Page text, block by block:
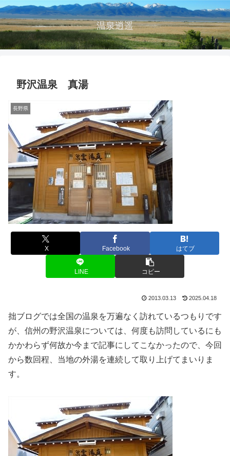
温泉逍遥
野沢温泉 真湯
長野県
X Facebook はてブ
LINE コピー
2013.03.13 2025.04.18
拙ブログでは全国の温泉を万遍なく訪れているつもりです
が、信州の野沢温泉については、何度も訪問しているにも
かかわらず何故か今まで記事にしてこなかったので、今回
から数回程、当地の外湯を連続して取り上げてまいりま
す。